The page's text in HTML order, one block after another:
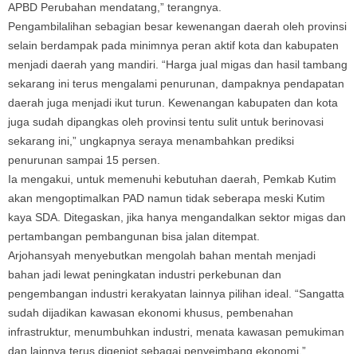
APBD Perubahan mendatang,” terangnya.
Pengambilalihan sebagian besar kewenangan daerah oleh provinsi
selain berdampak pada minimnya peran aktif kota dan kabupaten
menjadi daerah yang mandiri. “Harga jual migas dan hasil tambang
sekarang ini terus mengalami penurunan, dampaknya pendapatan
daerah juga menjadi ikut turun. Kewenangan kabupaten dan kota
juga sudah dipangkas oleh provinsi tentu sulit untuk berinovasi
sekarang ini,” ungkapnya seraya menambahkan prediksi
penurunan sampai 15 persen.
Ia mengakui, untuk memenuhi kebutuhan daerah, Pemkab Kutim
akan mengoptimalkan PAD namun tidak seberapa meski Kutim
kaya SDA. Ditegaskan, jika hanya mengandalkan sektor migas dan
pertambangan pembangunan bisa jalan ditempat.
Arjohansyah menyebutkan mengolah bahan mentah menjadi
bahan jadi lewat peningkatan industri perkebunan dan
pengembangan industri kerakyatan lainnya pilihan ideal. “Sangatta
sudah dijadikan kawasan ekonomi khusus, pembenahan
infrastruktur, menumbuhkan industri, menata kawasan pemukiman
dan lainnya terus digenjot sebagai penyeimbang ekonomi,”